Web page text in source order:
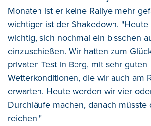
Monaten ist er keine Rallye mehr
wichtiger ist der Shakedown. "Heute
wichtig, sich nochmal ein bisschen
einzuschießen. Wir hatten zum
privaten Test in Berg, mit sehr guten
Wetterkonditionen, die wir auch am
erwarten. Heute werden wir vier
Durchläufe machen, danach müsste
reichen."